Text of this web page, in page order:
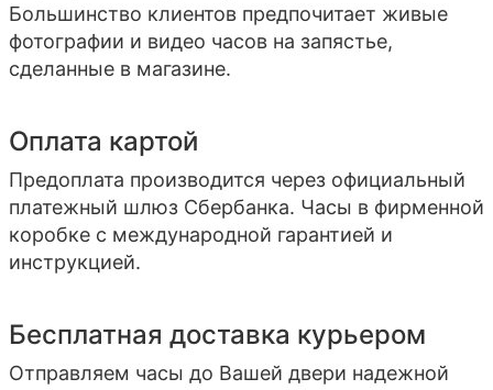
Большинство клиентов предпочитает живые
фотографии и видео часов на запястье,
сделанные в магазине.
Оплата картой
Предоплата производится через официальный
платежный шлюз Сбербанка. Часы в фирменной
коробке с международной гарантией и
инструкцией.
Бесплатная доставка курьером
Отправляем часы до Вашей двери надежной